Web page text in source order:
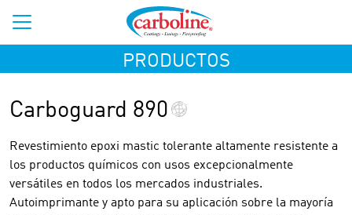
PRODUCTOS
Carboguard 890
Revestimiento epoxi mastic tolerante altamente resistente a
los productos químicos con usos excepcionalmente
versátiles en todos los mercados industriales.
Autoimprimante y apto para su aplicación sobre la mayoría